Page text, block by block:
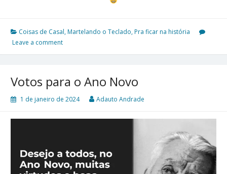
Coisas de Casal, Martelando o Teclado, Pra ficar na história
Leave a comment
Votos para o Ano Novo
1 de janeiro de 2024 Adauto Andrade